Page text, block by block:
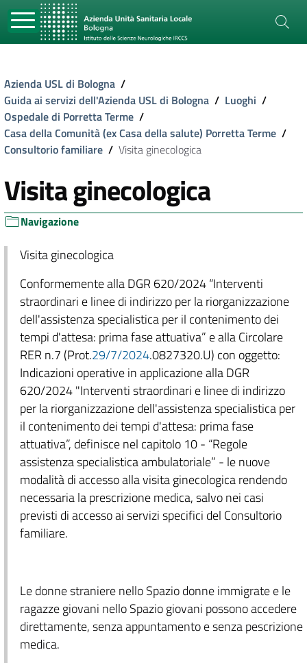
Azienda USL di Bologna /
Guida ai servizi dell'Azienda USL di Bologna / Luoghi /
Ospedale di Porretta Terme /
Casa della Comunità (ex Casa della salute) Porretta Terme /
Consultorio familiare / Visita ginecologica
Visita ginecologica
Navigazione
Visita ginecologica
Conformemente alla DGR 620/2024 “Interventi
straordinari e linee di indirizzo per la riorganizzazione
dell'assistenza specialistica per il contenimento dei
tempi d'attesa: prima fase attuativa” e alla Circolare
RER n.7 (Prot.29/7/2024.0827320.U) con oggetto:
Indicazioni operative in applicazione alla DGR
620/2024 "Interventi straordinari e linee di indirizzo
per la riorganizzazione dell'assistenza specialistica per
il contenimento dei tempi d'attesa: prima fase
attuativa”, definisce nel capitolo 10 - “Regole
assistenza specialistica ambulatoriale” - le nuove
modalità di accesso alla visita ginecologica rendendo
necessaria la prescrizione medica, salvo nei casi
previsti di accesso ai servizi specifici del Consultorio
familiare.
Le donne straniere nello Spazio donne immigrate e le
ragazze giovani nello Spazio giovani possono accedere
direttamente, senza appuntamento e senza pescrizione
medica.